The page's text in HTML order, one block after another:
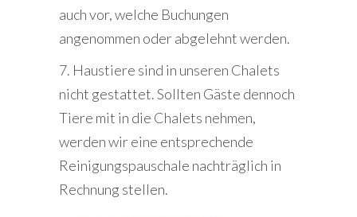
auch vor, welche Buchungen
angenommen oder abgelehnt werden.
7. Haustiere sind in unseren Chalets
nicht gestattet. Sollten Gäste dennoch
Tiere mit in die Chalets nehmen,
werden wir eine entsprechende
Reinigungspauschale nachträglich in
Rechnung stellen.